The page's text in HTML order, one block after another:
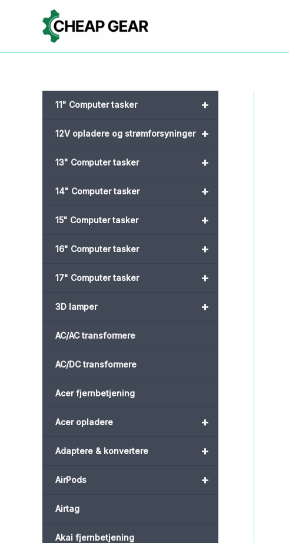
+
11" Computer tasker
+
12V opladere og strømforsyninger
+
13" Computer tasker
+
14" Computer tasker
+
15" Computer tasker
+
16" Computer tasker
+
17" Computer tasker
+
3D lamper
AC/AC transformere
AC/DC transformere
Acer fjernbetjening
+
Acer opladere
+
Adaptere & konvertere
+
AirPods
Airtag
Akai fjernbetjening